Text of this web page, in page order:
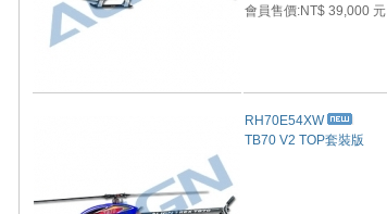
會員售價:NT$ 39,000 元
RH70E54XW
TB70 V2 TOP套裝版